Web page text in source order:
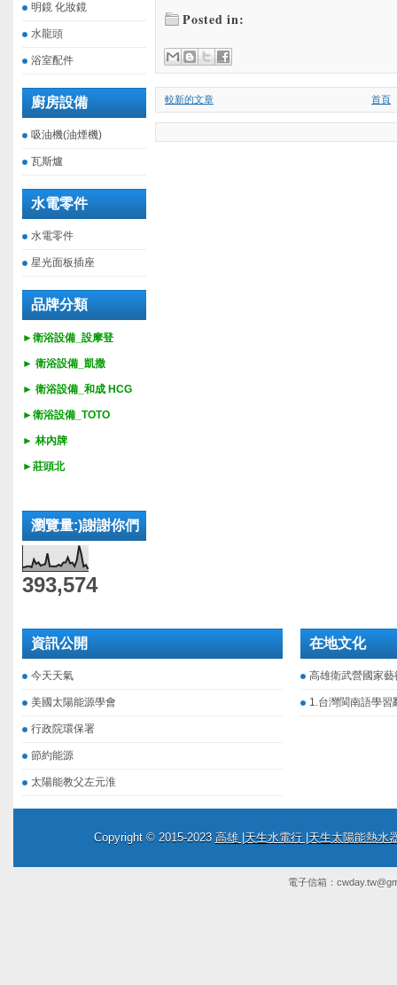
明鏡 化妝鏡
水龍頭
浴室配件
廚房設備
吸油機(油煙機)
瓦斯爐
水電零件
水電零件
星光面板插座
品牌分類
►衛浴設備_設摩登
► 衛浴設備_ 凱撒
► 衛浴設備_ 和成 HCG
►衛浴設備_ TOTO
► 林內牌
►莊頭北
瀏覽量:)謝謝你們
393,574
Posted in:
較新的文章 首頁
資訊公開
今天天氣
美國太陽能源學會
行政院環保署
節約能源
太陽能教父左元淮
在地文化
高雄衛武營國家藝
1.台灣閩南語學習
Copyright © 2015-2023 高雄 |天生水電行 |天生太陽能熱水
電子信箱：